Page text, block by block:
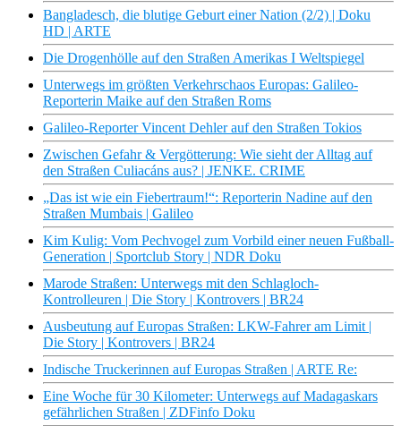
Bangladesch, die blutige Geburt einer Nation (2/2) | Doku
HD | ARTE
Die Drogenhölle auf den Straßen Amerikas I Weltspiegel
Unterwegs im größten Verkehrschaos Europas: Galileo-
Reporterin Maike auf den Straßen Roms
Galileo-Reporter Vincent Dehler auf den Straßen Tokios
Zwischen Gefahr & Vergötterung: Wie sieht der Alltag auf
den Straßen Culiacáns aus? | JENKE. CRIME
„Das ist wie ein Fiebertraum!“: Reporterin Nadine auf den
Straßen Mumbais | Galileo
Kim Kulig: Vom Pechvogel zum Vorbild einer neuen Fußball-
Generation | Sportclub Story | NDR Doku
Marode Straßen: Unterwegs mit den Schlagloch-
Kontrolleuren | Die Story | Kontrovers | BR24
Ausbeutung auf Europas Straßen: LKW-Fahrer am Limit |
Die Story | Kontrovers | BR24
Indische Truckerinnen auf Europas Straßen | ARTE Re:
Eine Woche für 30 Kilometer: Unterwegs auf Madagaskars
gefährlichen Straßen | ZDFinfo Doku